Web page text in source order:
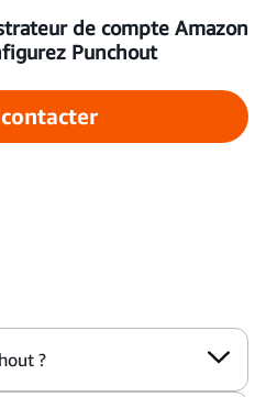
de compte Amazon
Punchout
?